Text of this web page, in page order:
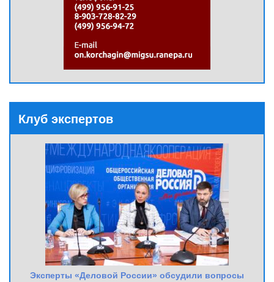
Клуб экспертов
Эксперты «Деловой России» обсудили вопросы